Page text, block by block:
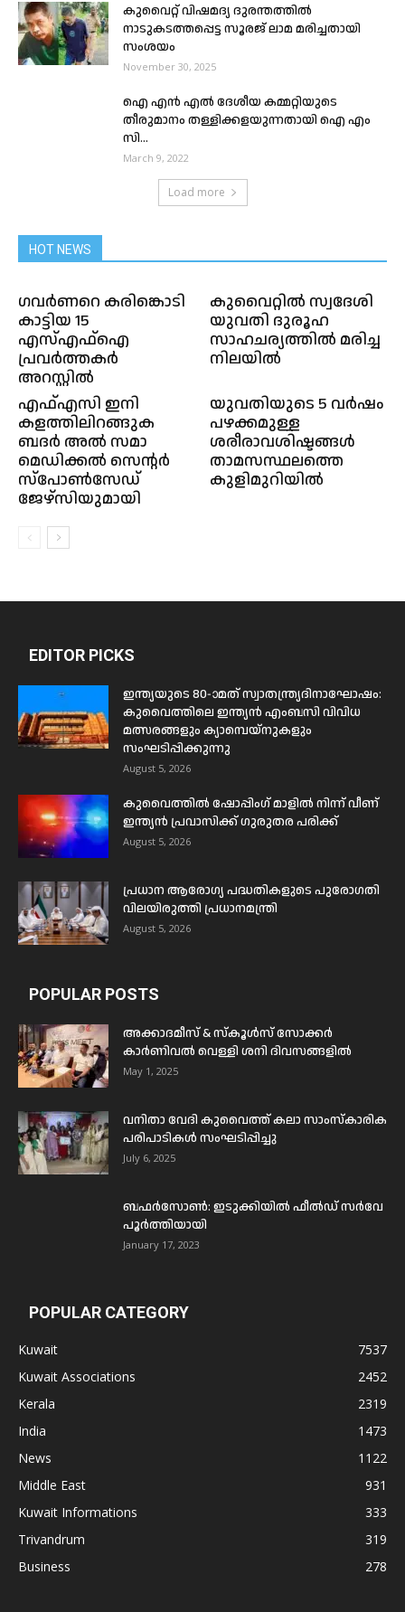
കുവൈറ്റ് വിഷമദ്യ ദുരന്തത്തിൽ
നാടുകടത്തപ്പെട്ട സൂരജ് ലാമ മരിച്ചതായി
സംശയം
November 30, 2025
ഐ എൻ എൽ ദേശീയ കമ്മറ്റിയുടെ
തീരുമാനം തള്ളിക്കളയുന്നതായി ഐ എം
സി...
March 9, 2022
Load more
HOT NEWS
ഗവർണറെ കരിങ്കൊടി
കാട്ടിയ 15
എസ്എഫ്ഐ
പ്രവർത്തകർ
അറസ്റ്റിൽ
കുവൈറ്റിൽ സ്വദേശി
യുവതി ദുരൂഹ
സാഹചര്യത്തിൽ മരിച്ച
നിലയിൽ
എഫ്എസി ഇനി
കളത്തിലിറങ്ങുക
ബദർ അൽ സമാ
മെഡിക്കൽ സെന്റർ
സ്പോൺസേഡ്
ജേഴ്സിയുമായി
യുവതിയുടെ 5 വർഷം
പഴക്കമുള്ള
ശരീരാവശിഷ്ടങ്ങൾ
താമസസ്ഥലത്തെ
കുളിമുറിയിൽ
EDITOR PICKS
ഇന്ത്യയുടെ 80-ാമത് സ്വാതന്ത്ര്യദിനാഘോഷം:
കുവൈത്തിലെ ഇന്ത്യൻ എംബസി വിവിധ
മത്സരങ്ങളും ക്യാമ്പെയ്‌നുകളും
സംഘടിപ്പിക്കുന്നു
August 5, 2026
കുവൈത്തിൽ ഷോപ്പിംഗ് മാളിൽ നിന്ന് വീണ്
ഇന്ത്യൻ പ്രവാസിക്ക് ഗുരുതര പരിക്ക്
August 5, 2026
പ്രധാന ആരോഗ്യ പദ്ധതികളുടെ പുരോഗതി
വിലയിരുത്തി പ്രധാനമന്ത്രി
August 5, 2026
POPULAR POSTS
അക്കാദമീസ് & സ്കൂൾസ് സോക്കർ
കാർണിവൽ വെള്ളി ശനി ദിവസങ്ങളിൽ
May 1, 2025
വനിതാ വേദി കുവൈത്ത് കലാ സാംസ്കാരിക
പരിപാടികൾ സംഘടിപ്പിച്ചു
July 6, 2025
ബഫര്‍സോണ്‍: ഇടുക്കിയില്‍ ഫീല്‍ഡ് സര്‍വേ
പൂര്‍ത്തിയായി
January 17, 2023
POPULAR CATEGORY
Kuwait
7537
Kuwait Associations
2452
Kerala
2319
India
1473
News
1122
Middle East
931
Kuwait Informations
333
Trivandrum
319
Business
278